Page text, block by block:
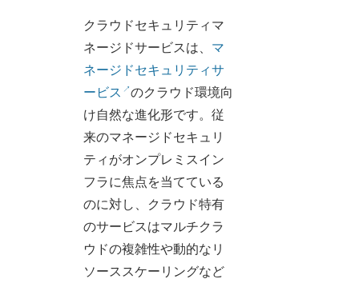
クラウドセキュリティマ
ネージドサービスは、 マ
ネージドセキュリティサ
ービス のクラウド環境向
け自然な進化形です。従
来のマネージドセキュリ
ティがオンプレミスイン
フラに焦点を当てている
のに対し、クラウド特有
のサービスはマルチクラ
ウドの複雑性や動的なリ
ソーススケーリングなど